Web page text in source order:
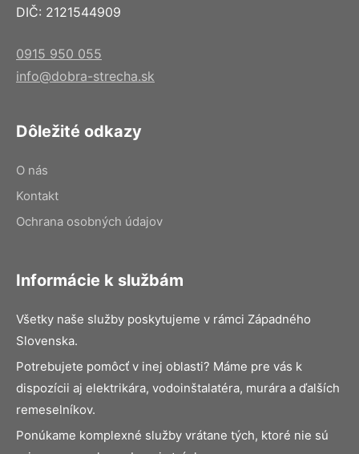
DIČ: 2121544909
0915 950 055
info@dobra-strecha.sk
Dôležité odkazy
O nás
Kontakt
Ochrana osobných údajov
Informácie k službám
Všetky naše služby poskytujeme v rámci Západného
Slovenska.
Potrebujete pomôcť v inej oblasti? Máme pre vás k
dispozícii aj elektrikára, vodoinštalatéra, murára a ďalších
remeselníkov.
Ponúkame komplexné služby vrátane tých, ktoré nie sú